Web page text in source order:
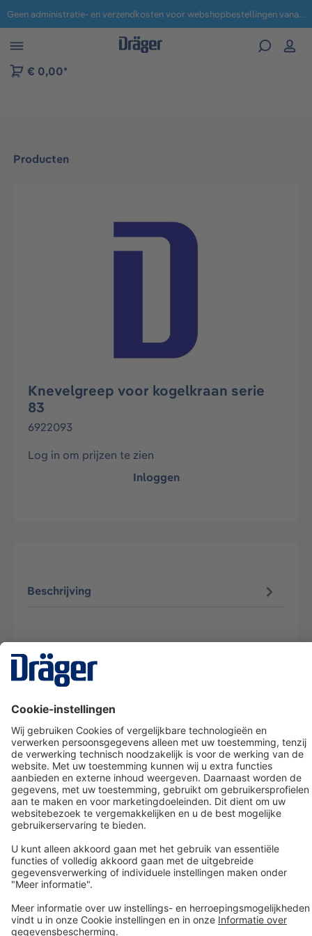
naar navigatie B2B-platform Geen administratie- en verzendkosten voor webshopbestellingen vanaf € 100,-.
€ 0,00*
Producten
Afbeeldingengalerij overslaan
Knevelgreep voor kogelkraan serie
83
6922093
Log in om prijzen te zien
Inloggen
Beschrijving
Dräger klantenservice
Over Dräger
Bestellen in onze webshop
Community